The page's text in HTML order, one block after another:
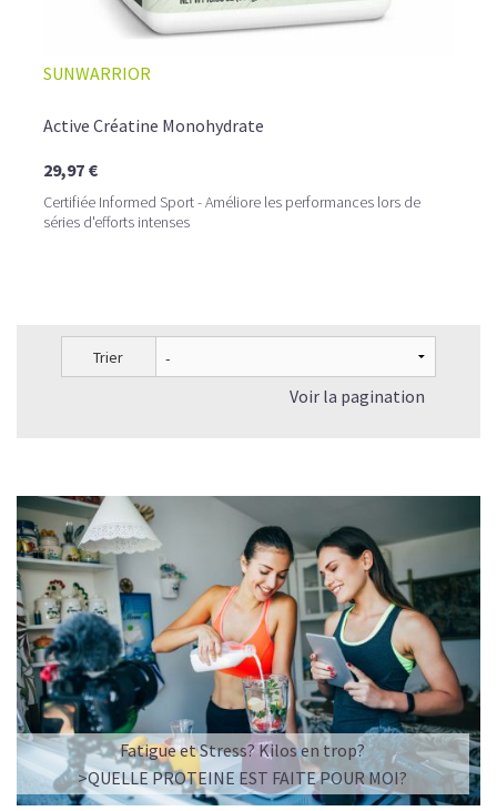
SUNWARRIOR
Active Créatine Monohydrate
29,97 €
Certifiée Informed Sport - Améliore les performances lors de
séries d'efforts intenses
Trier
Voir la pagination
Fatigue et Stress? Kilos en trop?
>QUELLE PROTEINE EST FAITE POUR MOI?